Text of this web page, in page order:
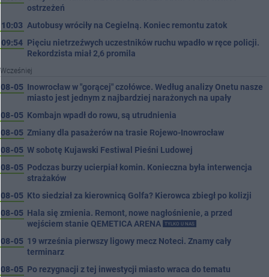
ostrzeżeń
10:03 Autobusy wróciły na Cegielną. Koniec remontu zatok
09:54 Pięciu nietrzeźwych uczestników ruchu wpadło w ręce policji.
Rekordzista miał 2,6 promila
Wcześniej
08-05 Inowrocław w "gorącej" czołówce. Według analizy Onetu nasze
miasto jest jednym z najbardziej narażonych na upały
08-05 Kombajn wpadł do rowu, są utrudnienia
08-05 Zmiany dla pasażerów na trasie Rojewo-Inowrocław
08-05 W sobotę Kujawski Festiwal Pieśni Ludowej
08-05 Podczas burzy ucierpiał komin. Konieczna była interwencja
strażaków
08-05 Kto siedział za kierownicą Golfa? Kierowca zbiegł po kolizji
08-05 Hala się zmienia. Remont, nowe nagłośnienie, a przed
wejściem stanie QEMETICA ARENA
TYLKO U NAS
08-05 19 września pierwszy ligowy mecz Noteci. Znamy cały
terminarz
08-05 Po rezygnacji z tej inwestycji miasto wraca do tematu